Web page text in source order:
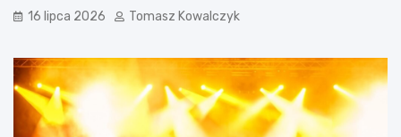
16 lipca 2026 Tomasz Kowalczyk